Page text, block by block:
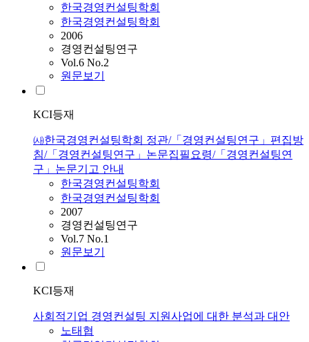
한국경영컨설팅학회
한국경영컨설팅학회
2006
경영컨설팅연구
Vol.6 No.2
원문보기
KCI등재
㈔한국경영컨설팅학회 정관/「경영컨설팅연구」편집방
침/「경영컨설팅연구」논문집필요령/「경영컨설팅연
구」논문기고 안내
한국경영컨설팅학회
한국경영컨설팅학회
2007
경영컨설팅연구
Vol.7 No.1
원문보기
KCI등재
사회적기업 경영컨설팅 지원사업에 대한 분석과 대안
노태협